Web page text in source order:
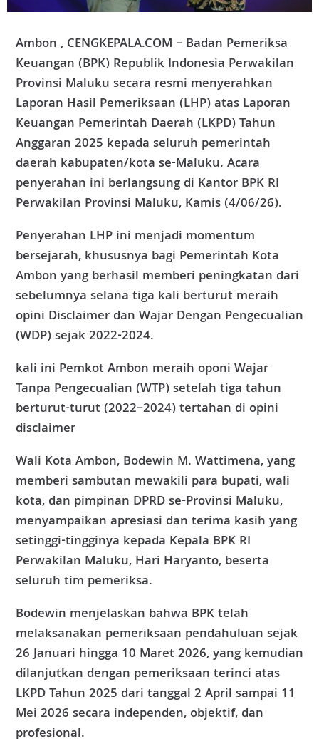
Ambon , CENGKEPALA.COM – Badan Pemeriksa
Keuangan (BPK) Republik Indonesia Perwakilan
Provinsi Maluku secara resmi menyerahkan
Laporan Hasil Pemeriksaan (LHP) atas Laporan
Keuangan Pemerintah Daerah (LKPD) Tahun
Anggaran 2025 kepada seluruh pemerintah
daerah kabupaten/kota se-Maluku. Acara
penyerahan ini berlangsung di Kantor BPK RI
Perwakilan Provinsi Maluku, Kamis (4/06/26).
Penyerahan LHP ini menjadi momentum
bersejarah, khususnya bagi Pemerintah Kota
Ambon yang berhasil memberi peningkatan dari
sebelumnya selana tiga kali berturut meraih
opini Disclaimer dan Wajar Dengan Pengecualian
(WDP) sejak 2022-2024.
kali ini Pemkot Ambon meraih oponi Wajar
Tanpa Pengecualian (WTP) setelah tiga tahun
berturut-turut (2022–2024) tertahan di opini
disclaimer
Wali Kota Ambon, Bodewin M. Wattimena, yang
memberi sambutan mewakili para bupati, wali
kota, dan pimpinan DPRD se-Provinsi Maluku,
menyampaikan apresiasi dan terima kasih yang
setinggi-tingginya kepada Kepala BPK RI
Perwakilan Maluku, Hari Haryanto, beserta
seluruh tim pemeriksa.
Bodewin menjelaskan bahwa BPK telah
melaksanakan pemeriksaan pendahuluan sejak
26 Januari hingga 10 Maret 2026, yang kemudian
dilanjutkan dengan pemeriksaan terinci atas
LKPD Tahun 2025 dari tanggal 2 April sampai 11
Mei 2026 secara independen, objektif, dan
profesional.